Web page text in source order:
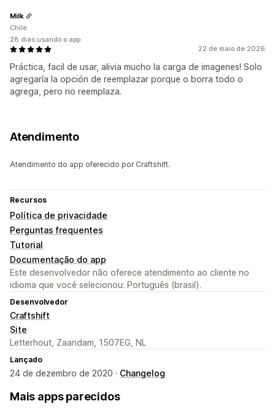
22 de maio de 2026
Práctica, facil de usar, alivia mucho la carga de imagenes! Solo
agregaría la opción de reemplazar porque o borra todo o
agrega, pero no reemplaza.
Milk
Chile
28 dias usando o app
Atendimento
Atendimento do app oferecido por Craftshift.
Recursos
Política de privacidade
Perguntas frequentes
Tutorial
Documentação do app
Este desenvolvedor não oferece atendimento ao cliente no
idioma que você selecionou: Português (brasil).
Desenvolvedor
Craftshift
Site
Letterhout, Zaandam, 1507EG, NL
Lançado
24 de dezembro de 2020 · Changelog
Mais apps parecidos